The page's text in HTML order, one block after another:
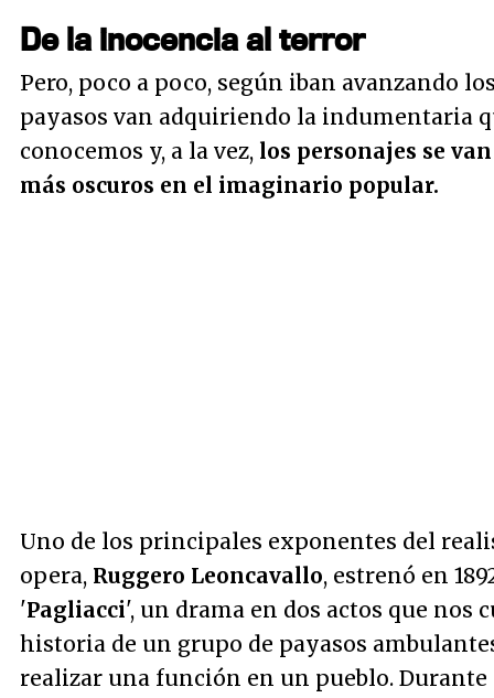
De la inocencia al terror
Pero, poco a poco, según iban avanzando
payasos van adquiriendo la indumentaria
conocemos y, a la vez, los personajes se
más oscuros en el imaginario popular.
Uno de los principales exponentes del
opera, Ruggero Leoncavallo, estrenó en
'Pagliacci', un drama en dos actos que nos
historia de un grupo de payasos
realizar una función en un pueblo. Durante